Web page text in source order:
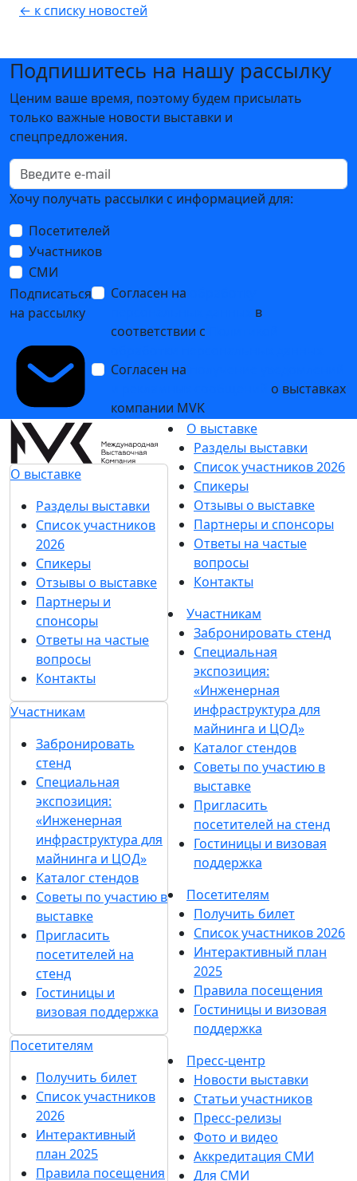
← к списку новостей
Подпишитесь на нашу рассылку
Ценим ваше время, поэтому будем присылать
только важные новости выставки и
спецпредложения.
Хочу получать рассылки с информацией для:
Посетителей
Участников
СМИ
Подписаться
на рассылку
Согласен на
в
соответствии с
Согласен на
о выставках
компании MVK
О выставке
Разделы выставки
Список участников
2026
Спикеры
Отзывы о выставке
Партнеры и
спонсоры
Ответы на частые
вопросы
Контакты
Участникам
Забронировать
стенд
Специальная
экспозиция:
«Инженерная
инфраструктура для
майнинга и ЦОД»
Каталог стендов
Советы по участию в
выставке
Пригласить
посетителей на
стенд
Гостиницы и
визовая поддержка
Посетителям
Получить билет
Список участников
2026
Интерактивный
план 2025
Правила посещения
О выставке
Разделы выставки
Список участников 2026
Спикеры
Отзывы о выставке
Партнеры и спонсоры
Ответы на частые
вопросы
Контакты
Участникам
Забронировать стенд
Специальная
экспозиция:
«Инженерная
инфраструктура для
майнинга и ЦОД»
Каталог стендов
Советы по участию в
выставке
Пригласить
посетителей на стенд
Гостиницы и визовая
поддержка
Посетителям
Получить билет
Список участников 2026
Интерактивный план
2025
Правила посещения
Гостиницы и визовая
поддержка
Пресс-центр
Новости выставки
Статьи участников
Пресс-релизы
Фото и видео
Аккредитация СМИ
Для СМИ